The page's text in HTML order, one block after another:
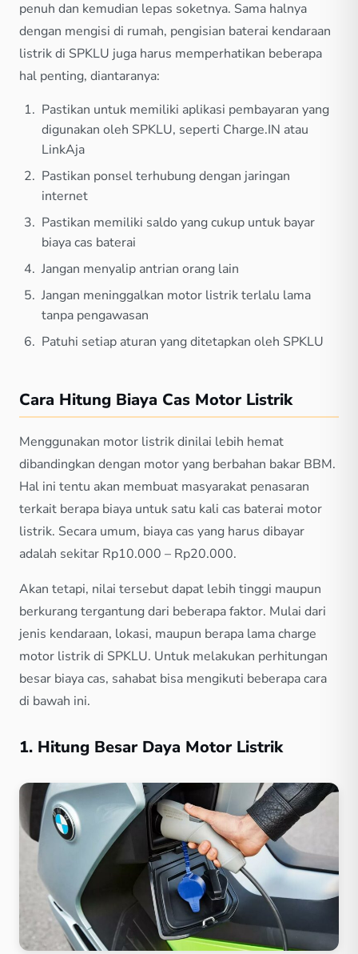
penuh dan kemudian lepas soketnya. Sama halnya
dengan mengisi di rumah, pengisian baterai kendaraan
listrik di SPKLU juga harus memperhatikan beberapa
hal penting, diantaranya:
Pastikan untuk memiliki aplikasi pembayaran yang
digunakan oleh SPKLU, seperti Charge.IN atau
LinkAja
Pastikan ponsel terhubung dengan jaringan
internet
Pastikan memiliki saldo yang cukup untuk bayar
biaya cas baterai
Jangan menyalip antrian orang lain
Jangan meninggalkan motor listrik terlalu lama
tanpa pengawasan
Patuhi setiap aturan yang ditetapkan oleh SPKLU
Cara Hitung Biaya Cas Motor Listrik
Menggunakan motor listrik dinilai lebih hemat
dibandingkan dengan motor yang berbahan bakar BBM.
Hal ini tentu akan membuat masyarakat penasaran
terkait berapa biaya untuk satu kali cas baterai motor
listrik. Secara umum, biaya cas yang harus dibayar
adalah sekitar Rp10.000 – Rp20.000.
Akan tetapi, nilai tersebut dapat lebih tinggi maupun
berkurang tergantung dari beberapa faktor. Mulai dari
jenis kendaraan, lokasi, maupun berapa lama charge
motor listrik di SPKLU. Untuk melakukan perhitungan
besar biaya cas, sahabat bisa mengikuti beberapa cara
di bawah ini.
1. Hitung Besar Daya Motor Listrik